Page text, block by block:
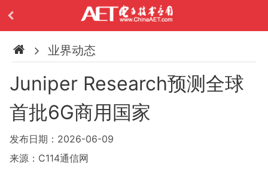
业界动态
Juniper Research预测全球
首批6G商用国家
发布日期：2026-06-09
来源：C114通信网